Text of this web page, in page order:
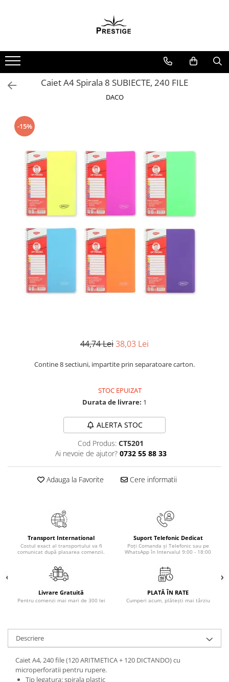
Noutati
Promotii
Pachete Speciale Carti
Arte Divinatorii
Astrologie
Chiromantie
Dezvoltare Spirituala
KidConnection
Minte Corp
New Illuminati Files
Numerologie
Paranormal
Parapsihologie
Ramtha
Masaj
MedConnect
Medicina Pentru Toti
Sport
Terapii Alternative
AudioBook
Beletristica
Carti erotice
Carti pentru Adolescenti, Young
Adult
Crime, Thriller, Mistery
Caiet A4 Spirala 8 SUBIECTE, 240 FILE
DACO
-15%
44,74 Lei38,03 Lei
Contine 8 sectiuni, impartite prin separatoare carton.
STOC EPUIZAT
Durata de livrare: 1
ALERTA STOC
Cod Produs: CT5201
Ai nevoie de ajutor? 0732 55 88 33
Adauga la Favorite Cere informatii
Transport International
Costul exact al transportului va fi
comunicat după plasarea comenzii.
Suport Telefonic Dedicat
Poți Comanda și Telefonic sau pe
WhatsApp în Intervalul 9:00 - 18:00
Livrare Gratuită
Pentru comenzi mai mari de 300 lei
PLATĂ ÎN RATE
Cumperi acum, plătești mai târziu
Descriere
Caiet A4, 240 file (120 ARITMETICA + 120 DICTANDO) cu
microperforatii pentru rupere.
Tip legatura: spirala plastic